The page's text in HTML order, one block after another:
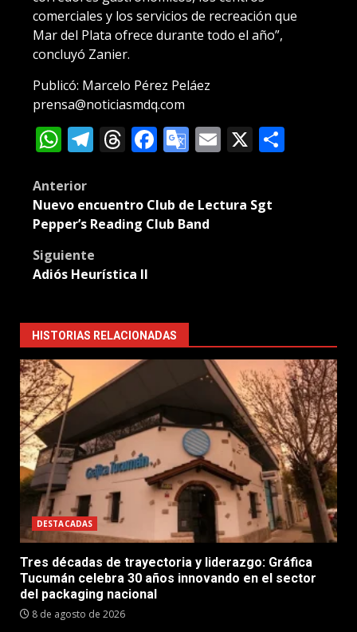
comerciales y los servicios de recreación que
Mar del Plata ofrece durante todo el año”,
concluyó Zanier.
Publicó: Marcelo Pérez Peláez
prensa@noticiasmdq.com
WhatsApp
Telegram
Threads
Facebook
Google
Email
X
Post
navigation
Anterior
Nuevo encuentro Club de Lectura Sgt
Pepper’s Reading Club Band
Siguiente
Adiós Heurística II
HISTORIAS RELACIONADAS
DESTACADAS
Tres décadas de trayectoria y liderazgo: Gráfica
Tucumán celebra 30 años innovando en el sector
del packaging nacional
8 de agosto de 2026